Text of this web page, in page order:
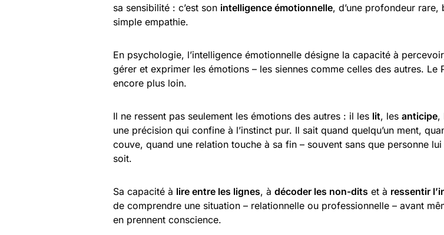
sa sensibilité : c’est son intelligence émotionnelle, d’une profondeur rare,
simple empathie.
En psychologie, l’intelligence émotionnelle désigne la capacité à
gérer et exprimer les émotions – les siennes comme celles des autres. Le
encore plus loin.
Il ne ressent pas seulement les émotions des autres : il les lit, les anticipe,
une précision qui confine à l’instinct pur. Il sait quand quelqu’un ment,
couve, quand une relation touche à sa fin – souvent sans que personne
soit.
Sa capacité à lire entre les lignes, à décoder les non-dits et à ressentir
de comprendre une situation – relationnelle ou professionnelle – avant
en prennent conscience.